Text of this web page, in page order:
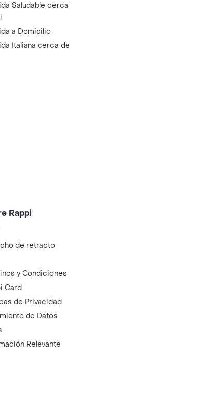
Saludable cerca
a Domicilio
Italiana cerca de
Rappi
de retracto
y Condiciones
Card
de Privacidad
de Datos
Relevante